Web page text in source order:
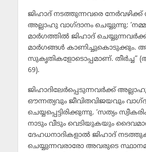
ജിഹാദ് നടത്തുന്നവരെ നേര്‍വഴിക്ക്
അല്ലാഹു വാഗ്ദാനം ചെയ്യുന്നു:
മാര്‍ഗത്തില്‍ ജിഹാദ്
മാര്‍ഗങ്ങള്‍ കാണിച്ചുകൊടുക്കും.
സുകൃതികളോടൊപ്പമാണ്.
69).
ജിഹാദിലേര്‍പ്പെടുന്നവര്‍ക്ക്
ഔന്നത്യവും ജീവിതവിജയവും
ചെയ്യപ്പെട്ടിരിക്കുന്നു. ‘സത്യം
നാടും വീടും വെടിയുകയും
ദേഹധനാദികളാല്‍ ജിഹാദ്
ചെയ്യുന്നവരാരോ അവരുടെ